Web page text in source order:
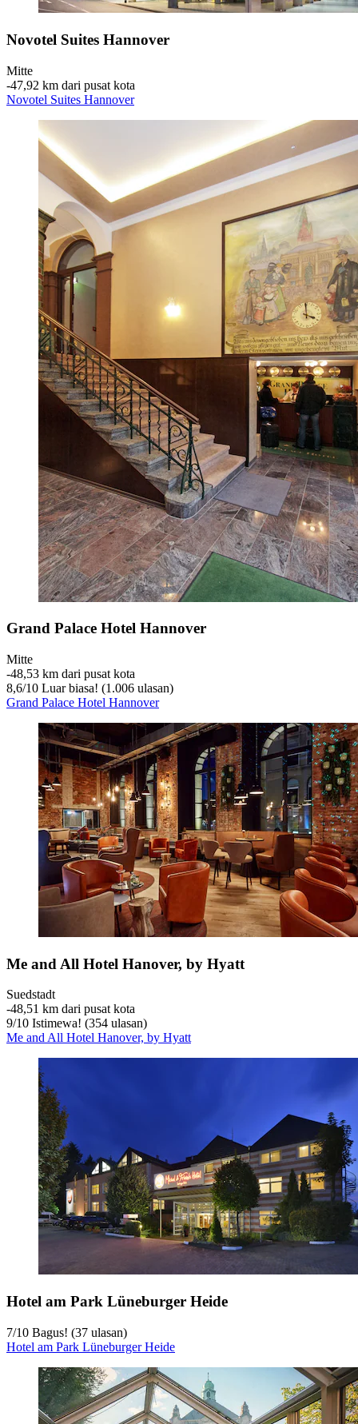
Novotel Suites Hannover
Mitte
‐47,92 km dari pusat kota
Novotel Suites Hannover
Grand Palace Hotel Hannover
Mitte
‐48,53 km dari pusat kota
8,6/10 Luar biasa! (1.006 ulasan)
Grand Palace Hotel Hannover
Me and All Hotel Hanover, by Hyatt
Suedstadt
‐48,51 km dari pusat kota
9/10 Istimewa! (354 ulasan)
Me and All Hotel Hanover, by Hyatt
Hotel am Park Lüneburger Heide
7/10 Bagus! (37 ulasan)
Hotel am Park Lüneburger Heide